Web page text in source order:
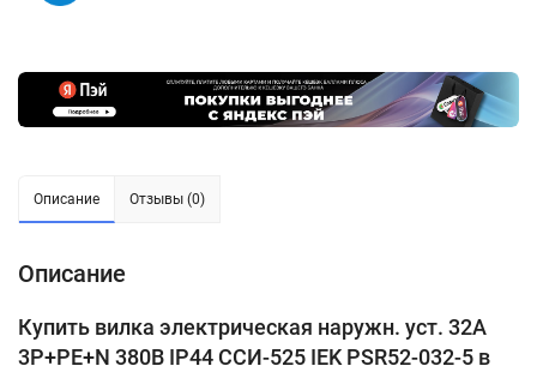
Описание Отзывы (0)
Описание
Купить вилка электрическая наружн. уст. 32А
3P+PE+N 380В IP44 ССИ-525 IEK PSR52-032-5 в